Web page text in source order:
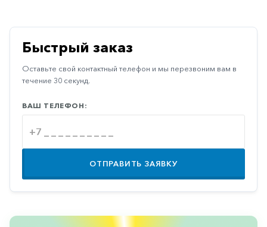
Паркинсон
Противоаллергические
Противовирусные
Противогрибковые
Противоопухолевые
Противоподагрические
Противорвотные
Быстрый заказ
Оставьте свой контактный телефон и мы перезвоним вам в
течение 30 секунд.
ВАШ ТЕЛЕФОН:
ОТПРАВИТЬ ЗАЯВКУ